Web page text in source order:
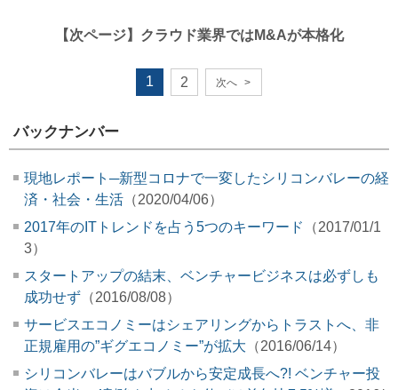
【次ページ】 クラウド業界ではM&Aが本格化
1 2 次へ >
バックナンバー
現地レポート─新型コロナで一変したシリコンバレーの経
済・社会・生活 （2020/04/06）
2017年のITトレンドを占う5つのキーワード
（2017/01/1
3）
スタートアップの結末、ベンチャービジネスは必ずしも
成功せず （2016/08/08）
サービスエコノミーはシェアリングからトラストへ、非
正規雇用の”ギグエコノミー”が拡大 （2016/06/14）
シリコンバレーはバブルから安定成長へ?! ベンチャー投